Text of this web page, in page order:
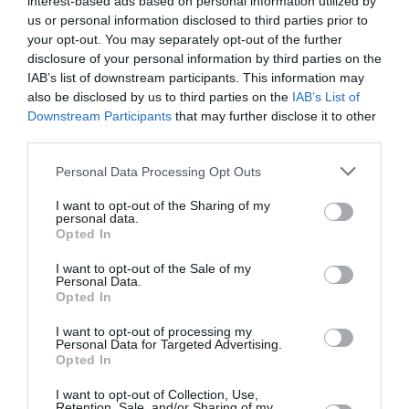
us or personal information disclosed to third parties prior to
your opt-out. You may separately opt-out of the further
disclosure of your personal information by third parties on the
IAB’s list of downstream participants. This information may
also be disclosed by us to third parties on the IAB’s List of
Downstream Participants that may further disclose it to other
Personal Data Processing Opt Outs
I want to opt-out of the Sharing of my
personal data.
Opted In
I want to opt-out of the Sale of my
Personal Data.
Opted In
I want to opt-out of processing my
Personal Data for Targeted Advertising.
Opted In
I want to opt-out of Collection, Use,
Calidusa commenté :
28 juillet 2020 -
23 h 15 min
Oui et alors ?
Là il s’agit de fret donc on ne parle pas de
passagers. L’a320 c’était pour faire une
quadrimoteurs consomment plus que les
moins en moins utilisés, a340 etc. Mais
comme le prix du kérosène ne coûte
mais ça ne pourra pas durer.
07 min